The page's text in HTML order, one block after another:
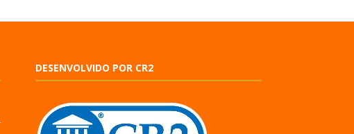
DESENVOLVIDO POR CR2